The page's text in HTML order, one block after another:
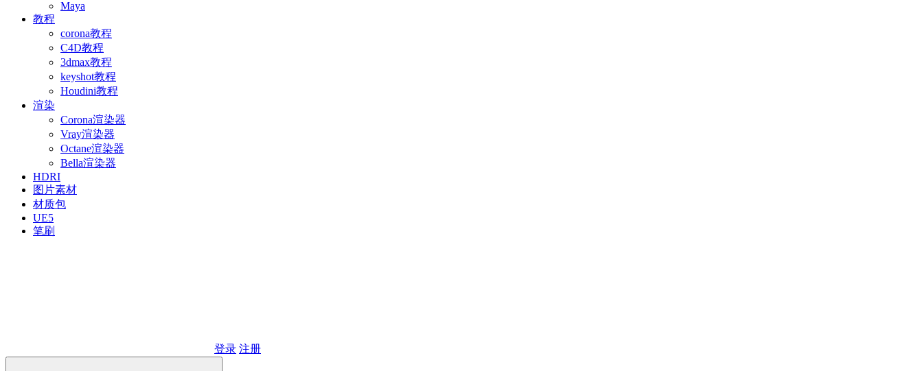
Maya
教程
corona教程
C4D教程
3dmax教程
keyshot教程
Houdini教程
渲染
Corona渲染器
Vray渲染器
Octane渲染器
Bella渲染器
HDRI
图片素材
材质包
UE5
笔刷
登录 注册